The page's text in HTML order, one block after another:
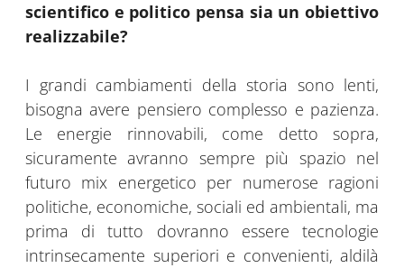
scientifico e politico pensa sia un obiettivo
realizzabile?
I grandi cambiamenti della storia sono lenti,
bisogna avere pensiero complesso e pazienza.
Le energie rinnovabili, come detto sopra,
sicuramente avranno sempre più spazio nel
futuro mix energetico per numerose ragioni
politiche, economiche, sociali ed ambientali, ma
prima di tutto dovranno essere tecnologie
intrinsecamente superiori e convenienti, aldilà